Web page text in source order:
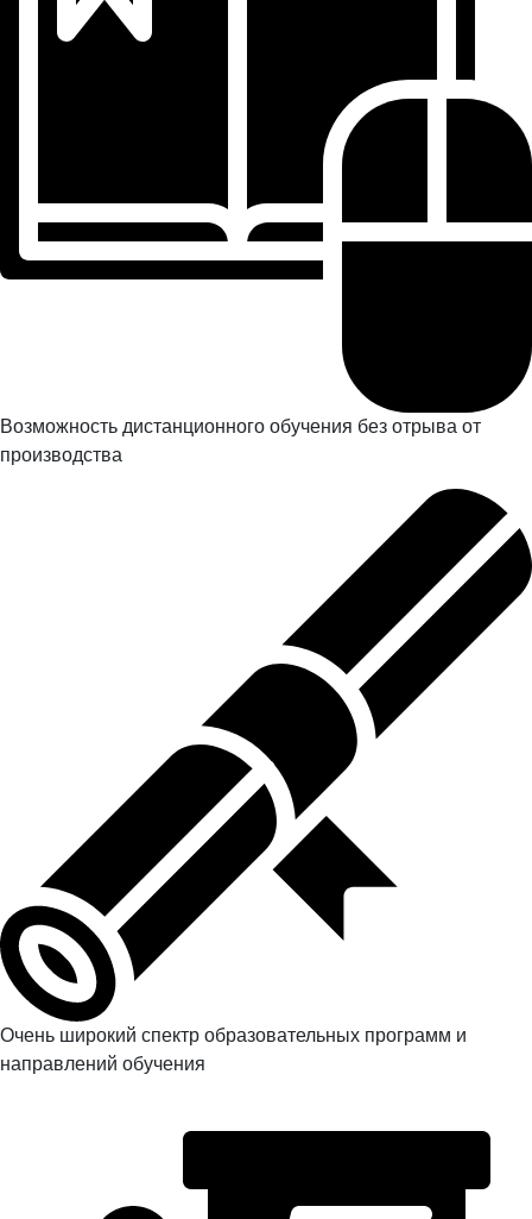
Возможность дистанционного обучения без отрыва от
производства
Очень широкий спектр образовательных программ и
направлений обучения